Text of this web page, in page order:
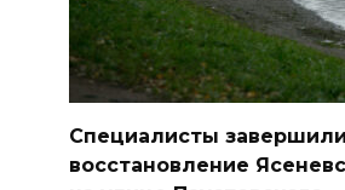
Специалисты завершили
восстановление